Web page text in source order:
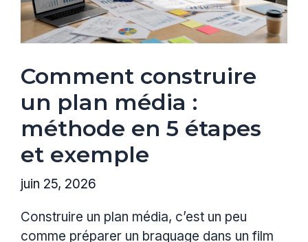
Comment construire
un plan média :
méthode en 5 étapes
et exemple
juin 25, 2026
Construire un plan média, c’est un peu
comme préparer un braquage dans un film